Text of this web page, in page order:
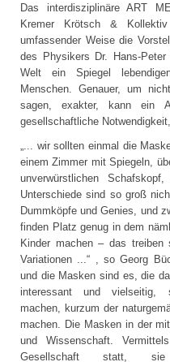
Das interdisziplinäre ART
Kremer Krötsch &
umfassender Weise die
des Physikers Dr. Hans-
Welt ein Spiegel
Menschen. Genauer, um
sagen, exakter, kann ein
gesellschaftliche
„... wir sollten einmal die
einem Zimmer mit Spiegeln,
unverwürstlichen
Unterschiede sind so groß
Dummköpfe und Genies, und
finden Platz genug in dem
Kinder machen – das
Variationen ...“ , so Georg
und die Masken sind es, die
interessant und vielseitig,
machen, kurzum der
machen. Die Masken in der
und Wissenschaft.
Gesellschaft statt,